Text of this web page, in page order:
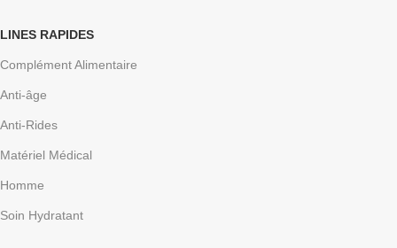
LINES RAPIDES
Complément Alimentaire
Anti-âge
Anti-Rides
Matériel Médical
Homme
Soin Hydratant